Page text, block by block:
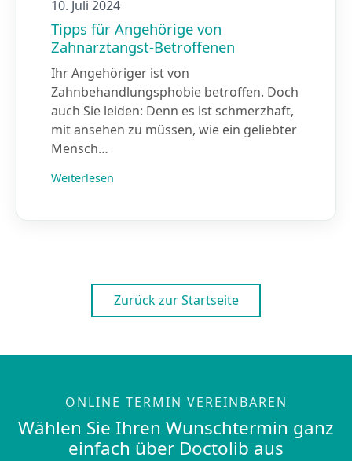
10. Juli 2024
Tipps für Angehörige von
Zahnarztangst-Betroffenen
Ihr Angehöriger ist von
Zahnbehandlungsphobie betroffen. Doch
auch Sie leiden: Denn es ist schmerzhaft,
mit ansehen zu müssen, wie ein geliebter
Mensch…
Weiterlesen
Zurück zur Startseite
ONLINE TERMIN VEREINBAREN
Wählen Sie Ihren Wunschtermin ganz
einfach über Doctolib aus